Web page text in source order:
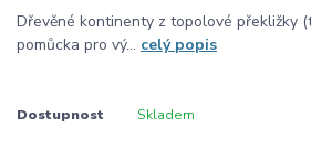
Dřevěné kontinenty z topolové překližky
pomůcka pro vý... celý popis
Dostupnost Skladem